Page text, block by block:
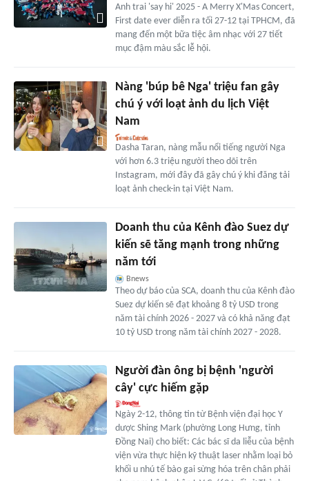
Anh trai 'say hi' 2025 - A Merry X'Mas Concert,
First date ever diễn ra tối 27-12 tại TPHCM, đã
mang đến một bữa tiệc âm nhạc với 27 tiết
mục đậm màu sắc lễ hội.
Nàng 'búp bê Nga' triệu fan gây
chú ý với loạt ảnh du lịch Việt
Nam
Dasha Taran, nàng mẫu nổi tiếng người Nga
với hơn 6.3 triệu người theo dõi trên
Instagram, mới đây đã gây chú ý khi đăng tải
loạt ảnh check-in tại Việt Nam.
Doanh thu của Kênh đào Suez dự
kiến sẽ tăng mạnh trong những
năm tới
Bnews
Theo dự báo của SCA, doanh thu của Kênh đào
Suez dự kiến sẽ đạt khoảng 8 tỷ USD trong
năm tài chính 2026 - 2027 và có khả năng đạt
10 tỷ USD trong năm tài chính 2027 - 2028.
Người đàn ông bị bệnh 'người
cây' cực hiếm gặp
Ngày 2-12, thông tin từ Bệnh viện đại học Y
dược Shing Mark (phường Long Hưng, tỉnh
Đồng Nai) cho biết: Các bác sĩ da liễu của bệnh
viện vừa thực hiện kỹ thuật laser nhằm loại bỏ
khối u nhú tế bào gai sừng hóa trên chân phải